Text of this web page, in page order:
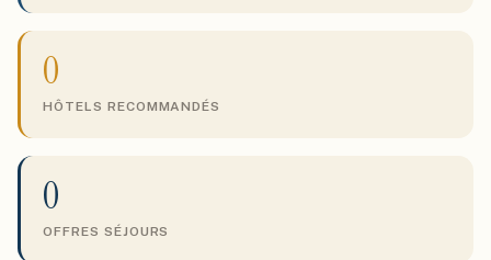
0
HÔTELS RECOMMANDÉS
0
OFFRES SÉJOURS